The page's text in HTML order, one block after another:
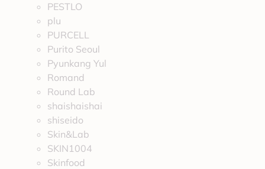
PESTLO
plu
PURCELL
Purito Seoul
Pyunkang Yul
Romand
Round Lab
shaishaishai
shiseido
Skin&Lab
SKIN1004
Skinfood